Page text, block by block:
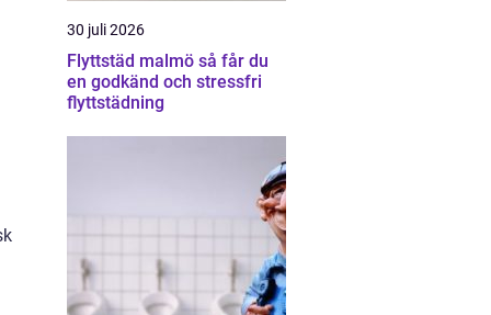
30 juli 2026
Flyttstäd malmö så får du
en godkänd och stressfri
flyttstädning